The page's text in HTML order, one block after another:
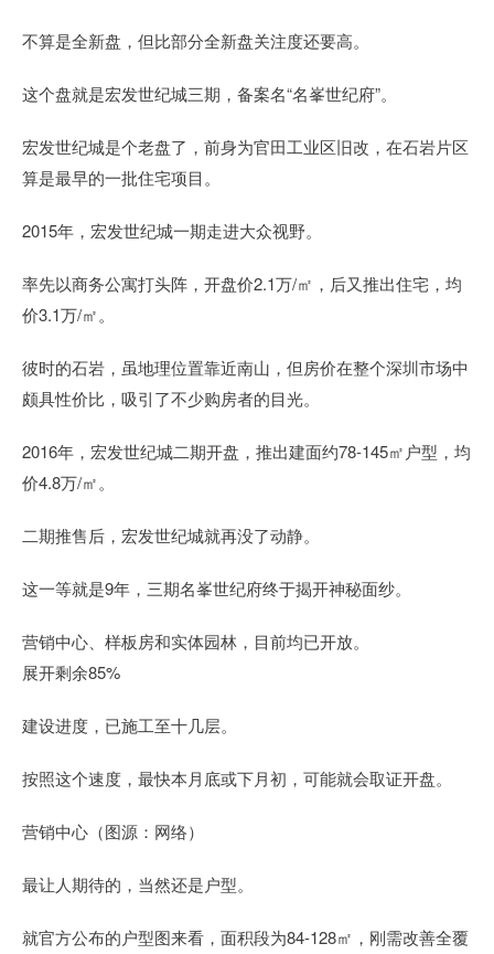
不算是全新盘，但比部分全新盘关注度还要高。
这个盘就是宏发世纪城三期，备案名“名峯世纪府”。
宏发世纪城是个老盘了，前身为官田工业区旧改，在石岩片区
算是最早的一批住宅项目。
2015年，宏发世纪城一期走进大众视野。
率先以商务公寓打头阵，开盘价2.1万/㎡，后又推出住宅，均
价3.1万/㎡。
彼时的石岩，虽地理位置靠近南山，但房价在整个深圳市场中
颇具性价比，吸引了不少购房者的目光。
2016年，宏发世纪城二期开盘，推出建面约78-145㎡户型，均
价4.8万/㎡。
二期推售后，宏发世纪城就再没了动静。
这一等就是9年，三期名峯世纪府终于揭开神秘面纱。
营销中心、样板房和实体园林，目前均已开放。
展开剩余85%
建设进度，已施工至十几层。
按照这个速度，最快本月底或下月初，可能就会取证开盘。
营销中心（图源：网络）
最让人期待的，当然还是户型。
就官方公布的户型图来看，面积段为84-128㎡，刚需改善全覆